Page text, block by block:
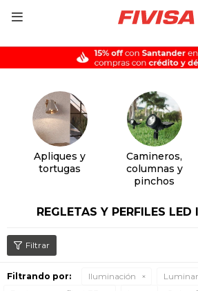

Apliques y
tortugas
Camineros,
columnas y
pinchos
REGLETAS Y PERFILES LED
Filtrando por: Iluminación